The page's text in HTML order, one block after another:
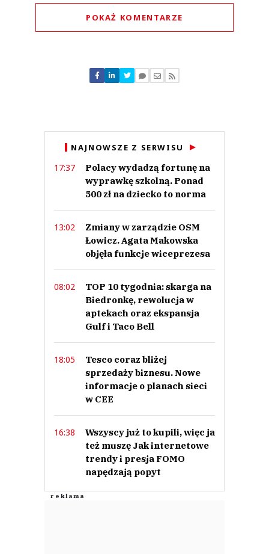
POKAŻ KOMENTARZE
01.09.2017 / 19:50
This comment was minimized by the moderator on the site
Buraki - j a c y n k i dla chłopczyka i dziewczynki
powlucinka
Odpowiedz
15
0
Nie znaleziono komentarzy
Zostaw swoje komentarze
Imię (Wymagane)
Anuluj
NAJNOWSZE Z SERWISU
17:37
Polacy wydadzą fortunę na
wyprawkę szkolną. Ponad
500 zł na dziecko to norma
13:02
Zmiany w zarządzie OSM
Łowicz. Agata Makowska
objęła funkcje wiceprezesa
08:02
TOP 10 tygodnia: skarga na
Biedronkę, rewolucja w
aptekach oraz ekspansja
Gulf i Taco Bell
18:05
Tesco coraz bliżej
sprzedaży biznesu. Nowe
informacje o planach sieci
w CEE
16:38
Wszyscy już to kupili, więc ja
też muszę Jak internetowe
trendy i presja FOMO
napędzają popyt